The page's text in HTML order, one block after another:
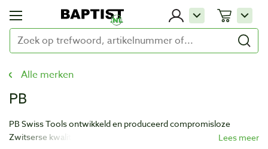
Alle merken
PB
PB Swiss Tools ontwikkeld en produceerd compromisloze
Zwitserse kwaliteit sinds 1878: precies, innovatief en